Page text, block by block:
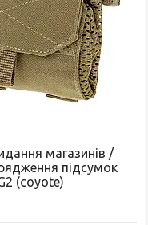
магазинів /
підсумок
(coyote)